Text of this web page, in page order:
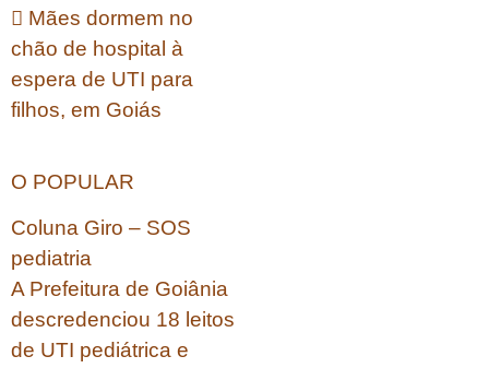
 Mães dormem no
chão de hospital à
espera de UTI para
filhos, em Goiás
O POPULAR
Coluna Giro – SOS
pediatria
A Prefeitura de Goiânia
descredenciou 18 leitos
de UTI pediátrica e